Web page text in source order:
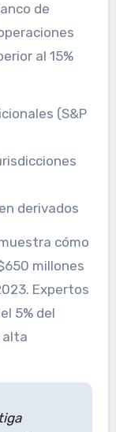
de
al 15%
(S&P
derivados
cómo
millones
Expertos
5% del
alta